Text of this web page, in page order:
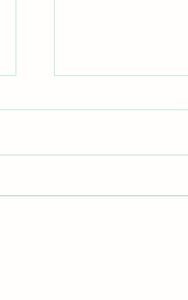
Never give up